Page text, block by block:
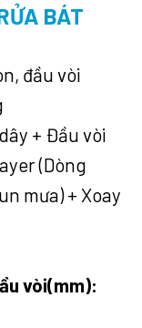
BÁT
đầu vòi
+ Đầu vòi
(Dòng
mưa) + Xoay
vòi(mm):